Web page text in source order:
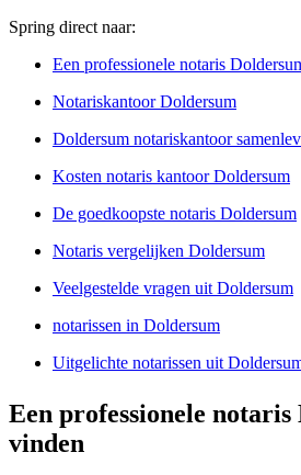
Spring direct naar:
Een professionele notaris
Notariskantoor Doldersum
Doldersum notariskantoor
Kosten notaris kantoor Doldersum
De goedkoopste notaris Doldersum
Notaris vergelijken Doldersum
Veelgestelde vragen uit Doldersum
notarissen in Doldersum
Uitgelichte notarissen uit
Een professionele notaris
vinden